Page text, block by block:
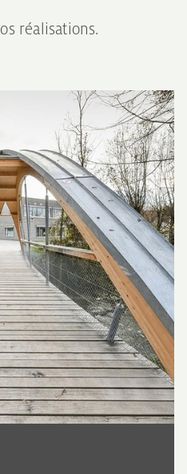
réalisations.